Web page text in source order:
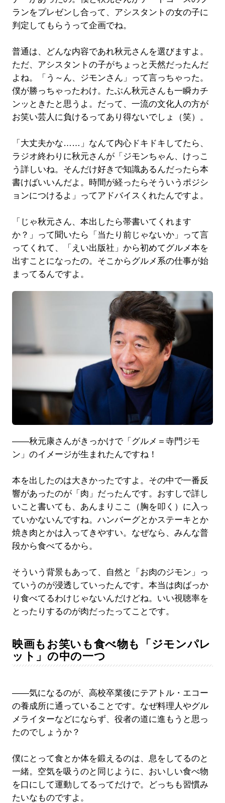
ランをプレゼンし合って、アシスタントの女の子に
判定してもらうって企画でね。
普通は、どんな内容であれ秋元さんを選びますよ。
ただ、アシスタントの子がちょっと天然だったんだ
よね。「う～ん、ジモンさん」って言っちゃった。
僕が勝っちゃったわけ。たぶん秋元さんも一瞬カチ
ンッときたと思うよ。だって、一流の文化人の方が
お笑い芸人に負けるってあり得ないでしょ（笑）。
「大丈夫かな……」なんて内心ドキドキしてたら、
ラジオ終わりに秋元さんが「ジモンちゃん、けっこ
う詳しいね。そんだけ好きで知識あるんだったら本
書けばいいんだよ。時間が経ったらそういうポジシ
ョンにつけるよ」ってアドバイスくれたんですよ。
「じゃ秋元さん、本出したら帯書いてくれます
か？」って聞いたら「当たり前じゃないか」って言
ってくれて、「えい出版社」から初めてグルメ本を
出すことになったの。そこからグルメ系の仕事が始
まってるんですよ。
――秋元康さんがきっかけで「グルメ＝寺門ジモ
ン」のイメージが生まれたんですね！
本を出したのは大きかったですよ。その中で一番反
響があったのが「肉」だったんです。おすしで詳し
いこと書いても、あんまりここ（胸を叩く）に入っ
ていかないんですね。ハンバーグとかステーキとか
焼き肉とかは入ってきやすい。なぜなら、みんな普
段から食べてるから。
そういう背景もあって、自然と「お肉のジモン」っ
ていうのが浸透していったんです。本当は肉ばっか
り食べてるわけじゃないんだけどね。いい視聴率を
とったりするのが肉だったってことです。
映画もお笑いも食べ物も「ジモンパレ
ット」の中の一つ
――気になるのが、高校卒業後にテアトル・エコー
の養成所に通っていることです。なぜ料理人やグル
メライターなどにならず、役者の道に進もうと思っ
たのでしょうか？
僕にとって食とか体を鍛えるのは、息をしてるのと
一緒。空気を吸うのと同じように、おいしい食べ物
を口にして運動してるってだけで。どっちも習慣み
たいなものですよ。